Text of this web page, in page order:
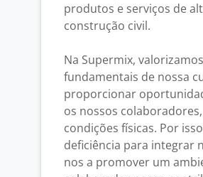
produtos e serviços de
construção civil.
Na Supermix,
fundamentais de nossa
proporcionar
os nossos
condições físicas. Por
deficiência para integrar
nos a promover um